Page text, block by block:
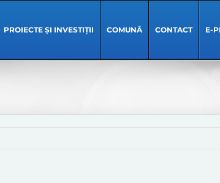
PROIECTE ȘI INVESTIȚII COMUNĂ CONTACT E-